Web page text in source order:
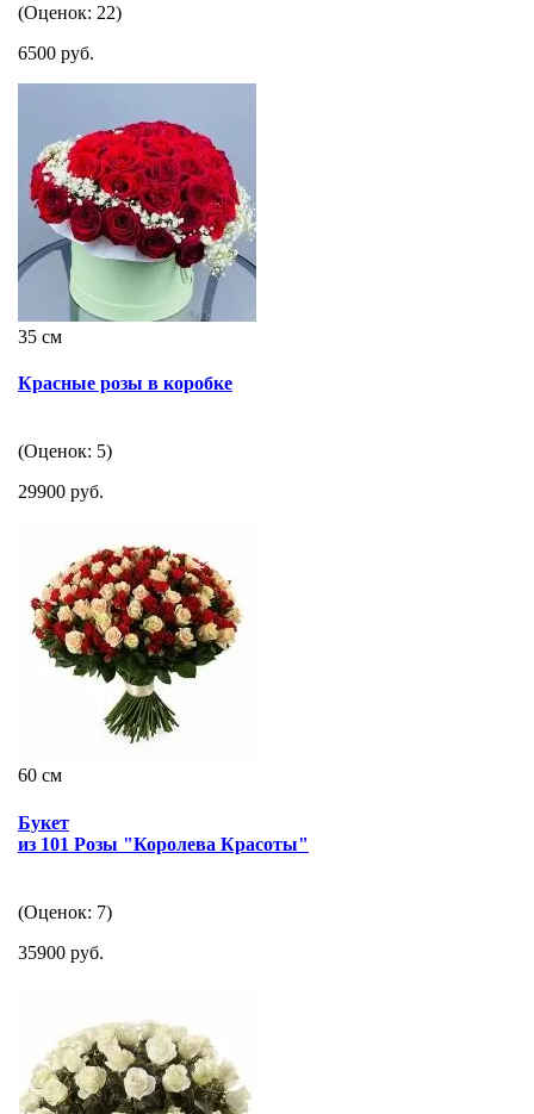
(Оценок: 22)
6500 руб.
35 см
Красные розы в коробке
(Оценок: 5)
29900 руб.
60 см
Букет
из 101 Розы "Королева Красоты"
(Оценок: 7)
35900 руб.